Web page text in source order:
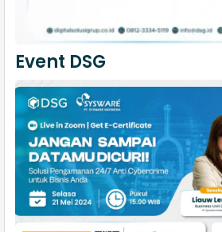
Event DSG